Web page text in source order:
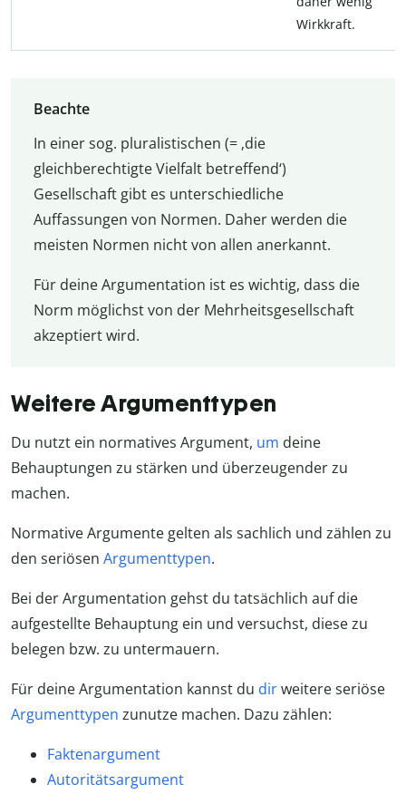
Wirkkraft.
Beachte
In einer sog. pluralistischen (= ‚die
gleichberechtigte Vielfalt betreffend‘)
Gesellschaft gibt es unterschiedliche
Auffassungen von Normen. Daher werden die
meisten Normen nicht von allen anerkannt.
Für deine Argumentation ist es wichtig, dass die
Norm möglichst von der Mehrheitsgesellschaft
akzeptiert wird.
Weitere Argumenttypen
Du nutzt ein normatives Argument, um deine
Behauptungen zu stärken und überzeugender zu
machen.
Normative Argumente gelten als sachlich und zählen zu
den seriösen Argumenttypen.
Bei der Argumentation gehst du tatsächlich auf die
aufgestellte Behauptung ein und versuchst, diese zu
belegen bzw. zu untermauern.
Für deine Argumentation kannst du dirweitere seriöse
Argumenttypen zunutze machen. Dazu zählen:
Faktenargument
Autoritätsargument